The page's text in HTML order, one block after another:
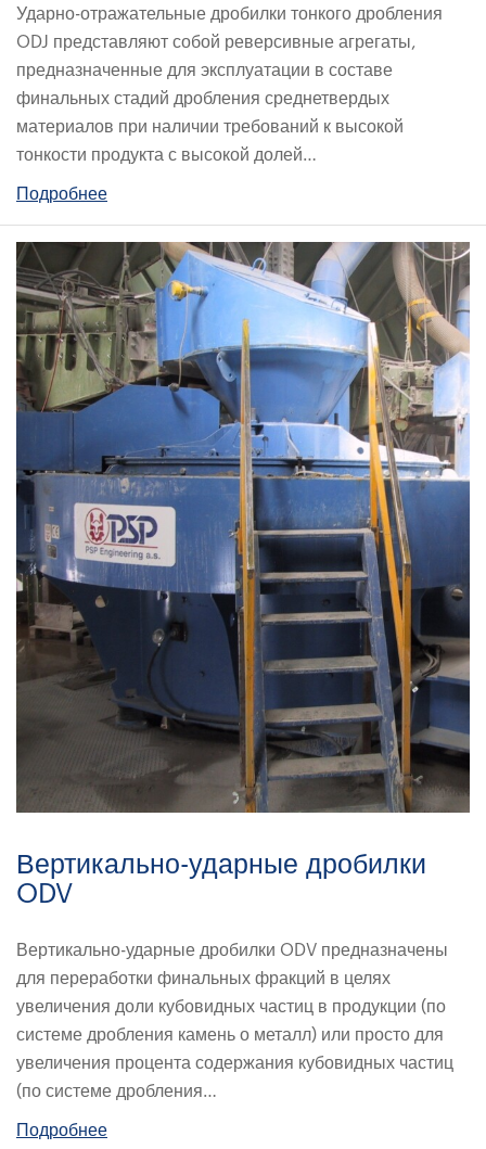
Ударно-отражательные дробилки тонкого дробления
ODJ представляют собой реверсивные агрегаты,
предназначенные для эксплуатации в составе
финальных стадий дробления среднетвердых
материалов при наличии требований к высокой
тонкости продукта с высокой долей…
Подробнее
Вертикально-ударные дробилки
ODV
Вертикально-ударные дробилки ODV предназначены
для переработки финальных фракций в целях
увеличения доли кубовидных частиц в продукции (по
системе дробления камень о металл) или просто для
увеличения процента содержания кубовидных частиц
(по системе дробления…
Подробнее